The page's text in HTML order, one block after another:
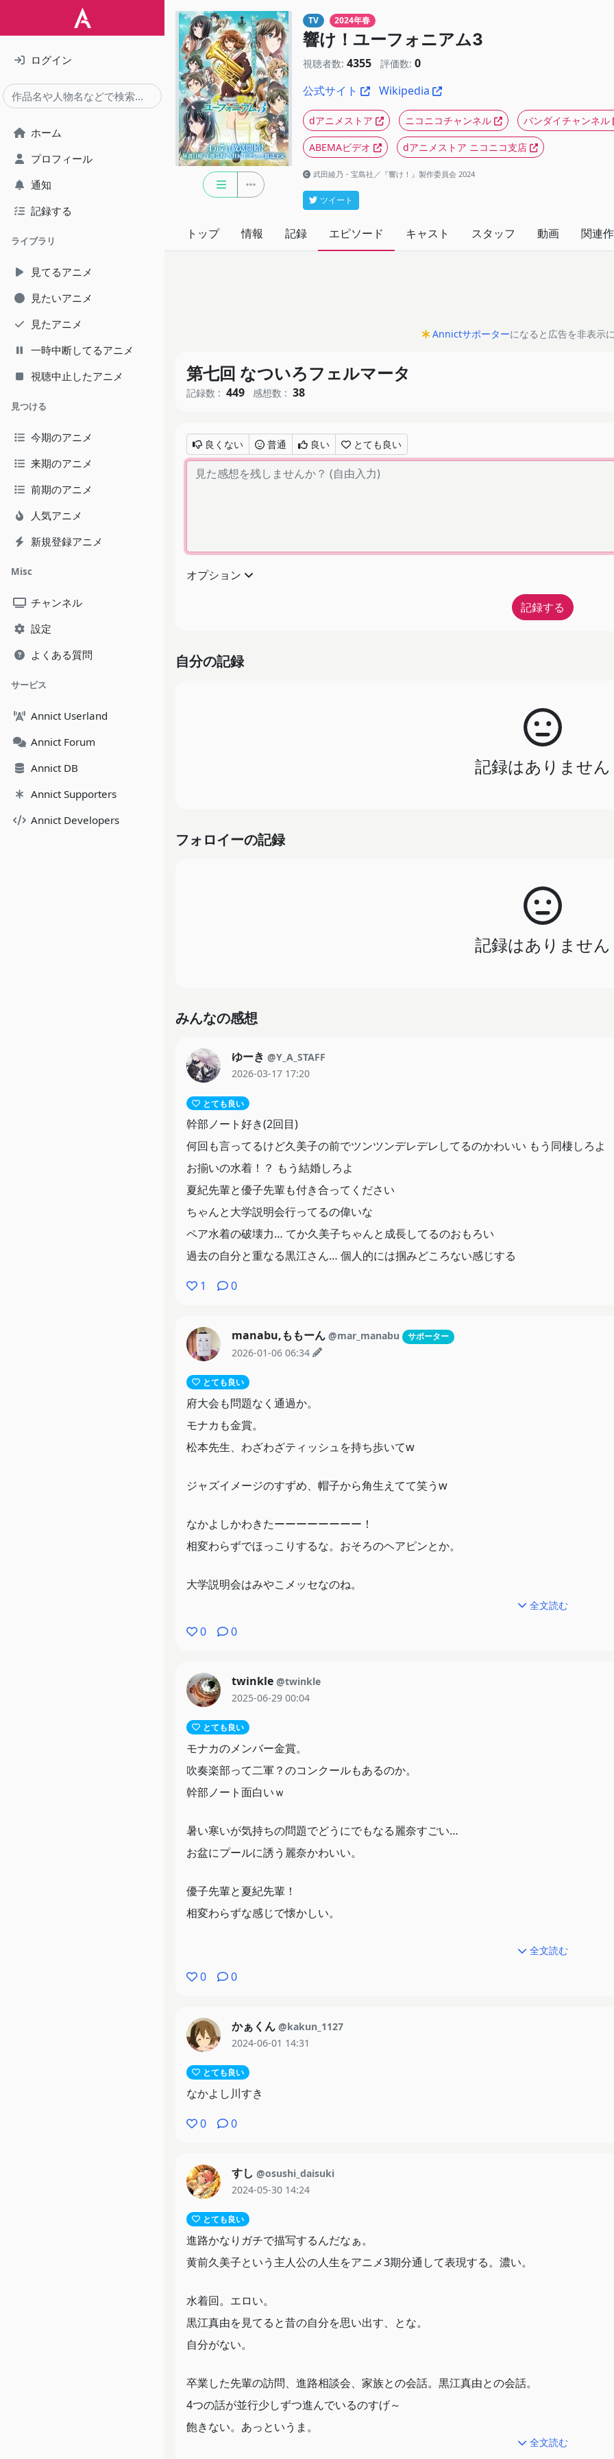
ログイン
ホーム
プロフィール
通知
記録する
ライブラリ
見てるアニメ
見たいアニメ
見たアニメ
一時中断してるアニメ
視聴中止したアニメ
見つける
今期のアニメ
来期のアニメ
前期のアニメ
人気アニメ
新規登録アニメ
Misc
チャンネル
設定
よくある質問
サービス
Annict Userland
Annict Forum
Annict DB
Annict Supporters
Annict Developers
TV 2024年春
響け！ユーフォニアム3
視聴者数: 4355 評価数: 0
公式サイト
Wikipedia
dアニメストア ニコニコチャンネル バンダイチャンネル
ABEMAビデオ dアニメストア ニコニコ支店
武田綾乃・宝島社／『響け！』製作委員会 2024
ツイート
トップ 情報 記録 エピソード キャスト スタッフ 動画 関連
Annictサポーターになると広告を非表示
第七回 なついろフェルマータ
記録数 : 449 感想数 : 38
良くない 普通 良い とても良い
オプション
自分の記録
記録はありません
フォロイーの記録
記録はありません
みんなの感想
ゆーき @Y_A_STAFF
2026-03-17 17:20
とても良い
幹部ノート好き(2回目)
何回も言ってるけど久美子の前でツンツンデレデレしてるのかわいい もう同棲しろよ
お揃いの水着！？ もう結婚しろよ
夏紀先輩と優子先輩も付き合ってください
ちゃんと大学説明会行ってるの偉いな
ペア水着の破壊力… てか久美子ちゃんと成長してるのおもろい
過去の自分と重なる黒江さん… 個人的には掴みどころない感じする
1
0
manabu,ももーん @mar_manabu サポーター
2026-01-06 06:34
とても良い
府大会も問題なく通過か。
モナカも金賞。
松本先生、わざわざティッシュを持ち歩いてw
ジャズイメージのすずめ、帽子から角生えてて笑うw
なかよしかわきたーーーーーーーー！
相変わらずでほっこりするな。おそろのヘアピンとか。
大学説明会はみやこメッセなのね。
エンドカード、かとちゃんに失礼だぞw
全文読む
0 0
twinkle @twinkle
2025-06-29 00:04
とても良い
モナカのメンバー金賞。
吹奏楽部って二軍？のコンクールもあるのか。
幹部ノート面白いｗ
暑い寒いが気持ちの問題でどうにでもなる麗奈すごい…
お盆にプールに誘う麗奈かわいい。
優子先輩と夏紀先輩！
相変わらずな感じで懐かしい。
葉月ちゃんは先生の勧めもあって保育士を目指す。
黒江さんへの苦手意識は、中学時代の自分と似ているからなのか。
自分の入った写真は上手く現像出来なかったと言ったり、「オーディションはちゃん
全文読む
0 0
かぁくん @kakun_1127
2024-06-01 14:31
とても良い
なかよし川すき
0
0
すし @osushi_daisuki
2024-05-30 14:24
とても良い
進路かなりガチで描写するんだなぁ。
黄前久美子という主人公の人生をアニメ3期分通して表現する。濃い。
水着回。エロい。
黒江真由を見てると昔の自分を思い出す、とな。
自分がない。
卒業した先輩の訪問、進路相談会、家族との会話。黒江真由との会話。
4つの話が並行少しずつ進んでいるのすげ～
飽きない。あっというま。
全文読む